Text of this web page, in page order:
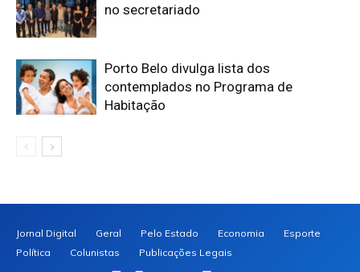
no secretariado
​Porto Belo divulga lista dos
contemplados no Programa de
Habitação
Jornal Digital Geral Pelo Estado Economia
Esporte
Política
Colunistas Publicações Legais